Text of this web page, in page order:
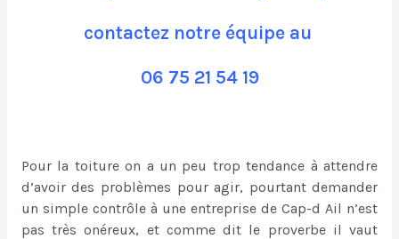
contactez notre équipe au
06 75 21 54 19
Pour la toiture on a un peu trop tendance à attendre
d’avoir des problèmes pour agir, pourtant demander
un simple contrôle à une entreprise de Cap-d Ail n’est
pas très onéreux, et comme dit le proverbe il vaut